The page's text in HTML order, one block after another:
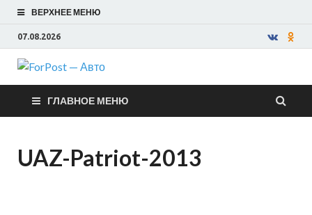
ВЕРХНЕЕ МЕНЮ
07.08.2026
ForPost —
Авто
ГЛАВНОЕ МЕНЮ
UAZ-Patriot-2013